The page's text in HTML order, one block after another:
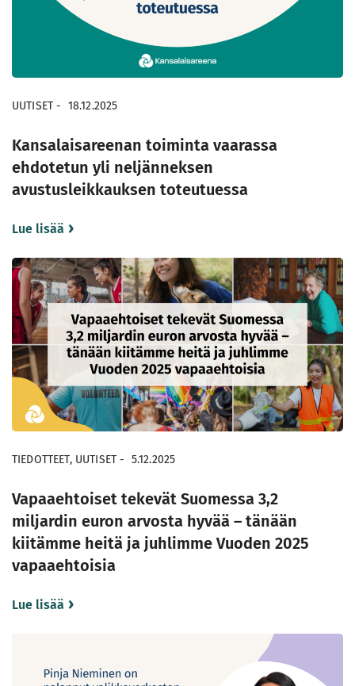
UUTISET - 18.12.2025
Kansalaisareenan toiminta vaarassa
ehdotetun yli neljänneksen
avustusleikkauksen toteutuessa
Lue lisää
TIEDOTTEET, UUTISET - 5.12.2025
Vapaaehtoiset tekevät Suomessa 3,2
miljardin euron arvosta hyvää – tänään
kiitämme heitä ja juhlimme Vuoden 2025
vapaaehtoisia
Lue lisää